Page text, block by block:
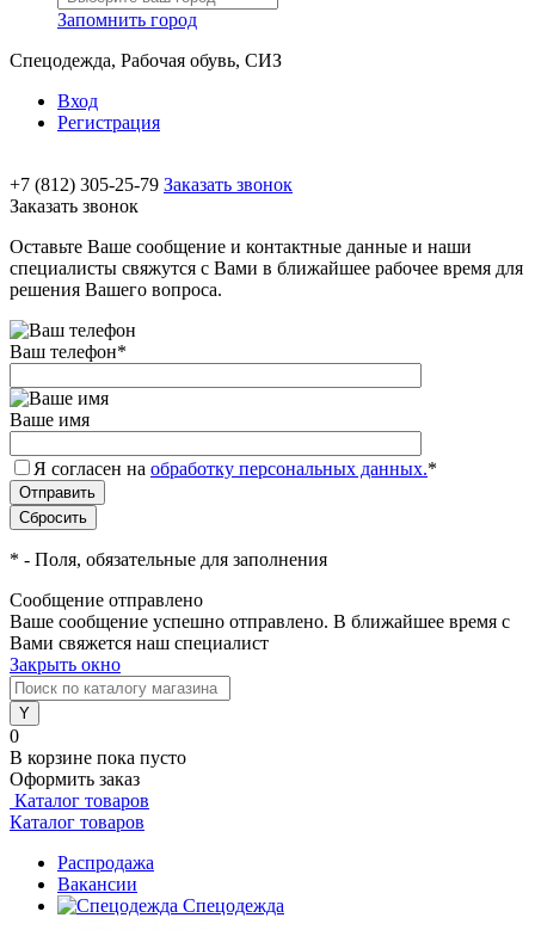
Запомнить город
Спецодежда, Рабочая обувь, СИЗ
Вход
Регистрация
+7 (812) 305-25-79 Заказать звонок
Заказать звонок
Оставьте Ваше сообщение и контактные данные и наши
специалисты свяжутся с Вами в ближайшее рабочее время для
решения Вашего вопроса.
Ваш телефон*
Ваше имя
Я согласен на обработку персональных данных.*
* - Поля, обязательные для заполнения
Сообщение отправлено
Ваше сообщение успешно отправлено. В ближайшее время с
Вами свяжется наш специалист
Закрыть окно
0
В корзине пока пусто
Оформить заказ
Каталог товаров
Каталог товаров
Распродажа
Вакансии
Спецодежда